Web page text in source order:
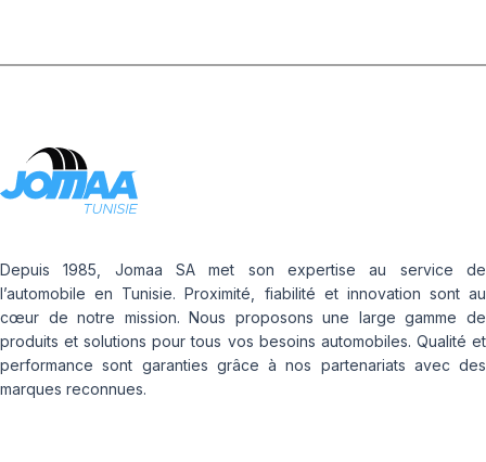
Depuis 1985, Jomaa SA met son expertise au service de
l’automobile en Tunisie. Proximité, fiabilité et innovation sont au
cœur de notre mission. Nous proposons une large gamme de
produits et solutions pour tous vos besoins automobiles. Qualité et
performance sont garanties grâce à nos partenariats avec des
marques reconnues.